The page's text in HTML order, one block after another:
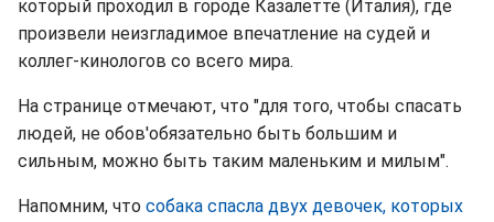
который проходил в городе Казалетте (Италия), где
произвели неизгладимое впечатление на судей и
коллег-кинологов со всего мира.
На странице отмечают, что "для того, чтобы спасать
людей, не обов'обязательно быть большим и
сильным, можно быть таким маленьким и милым".
Напомним, что собака спасла двух девочек, которых